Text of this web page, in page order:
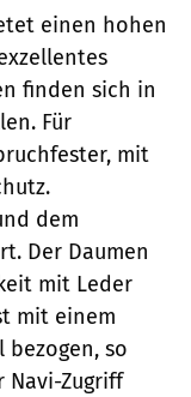
einen hohen
finden sich in
Für
mit
dem
Der Daumen
mit Leder
mit einem
bezogen, so
Navi-Zugriff